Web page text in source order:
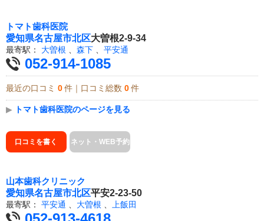
トマト歯科医院
愛知県名古屋市北区大曽根2-9-34
最寄駅： 大曽根 森下 平安通
052-914-1085
最近の口コミ 0 件｜口コミ総数 0 件
▶ トマト歯科医院のページを見る
口コミを書く ネット・WEB予約
山本歯科クリニック
愛知県名古屋市北区平安2-23-50
最寄駅： 平安通 大曽根 上飯田